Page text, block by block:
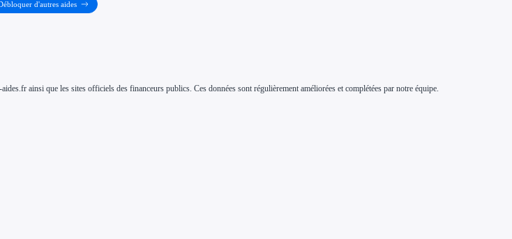
d'autres aides
ainsi que les sites officiels des financeurs publics. Ces données sont régulièrement améliorées et complétées par notre équipe.